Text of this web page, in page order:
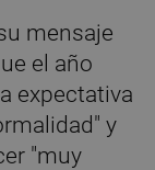
mensaje
el año
expectativa
y
"muy